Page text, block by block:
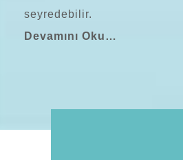
seyredebilir.
Devamını Oku…